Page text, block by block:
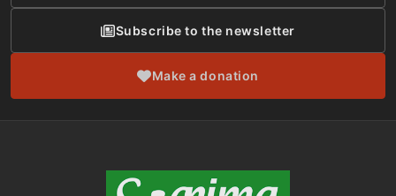
Subscribe to the newsletter
Make a donation